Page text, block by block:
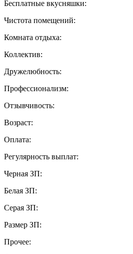
Бесплатные вкусняшки:
Чистота помещений:
Комната отдыха:
Коллектив:
Дружелюбность:
Профессионализм:
Отзывчивость:
Возраст:
Оплата:
Регулярность выплат:
Черная ЗП:
Белая ЗП:
Серая ЗП:
Размер ЗП:
Прочее: